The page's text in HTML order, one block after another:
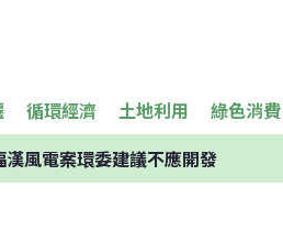
循環經濟 土地利用 綠色消費
風電案環委建議不應開發